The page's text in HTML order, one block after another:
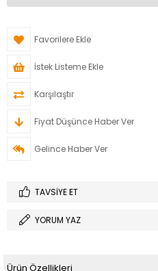
Favorilere Ekle
İstek Listeme Ekle
Karşılaştır
Fiyat Düşünce Haber Ver
Gelince Haber Ver
TAVSIYE ET
YORUM YAZ
Ürün Özellikleri